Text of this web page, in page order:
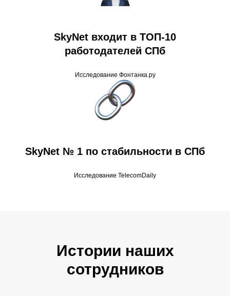
SkyNet входит в ТОП-10
работодателей СПб
Исследование Фонтанка.ру
SkyNet № 1 по стабильности в СПб
Исследование TelecomDaily
Истории наших
сотрудников